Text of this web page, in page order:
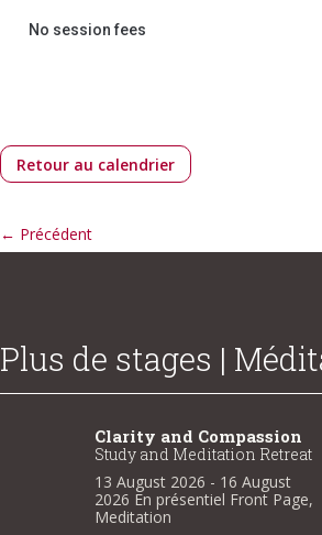
No session fees
Retour au calendrier
← Précédent
Plus de stages |
Clarity and Compassion
Study and Meditation Retreat
13 August 2026 - 16 August
2026 En présentiel Front Page,
Meditation